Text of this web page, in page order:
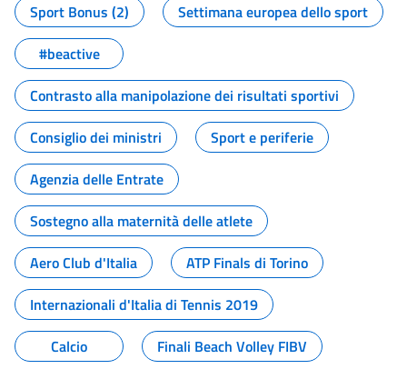
Sport Bonus (2)
Settimana europea dello sport
#beactive
Contrasto alla manipolazione dei risultati sportivi
Consiglio dei ministri
Sport e periferie
Agenzia delle Entrate
Sostegno alla maternità delle atlete
Aero Club d'Italia
ATP Finals di Torino
Internazionali d'Italia di Tennis 2019
Calcio
Finali Beach Volley FIBV